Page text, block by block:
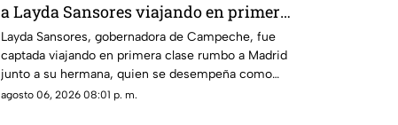
a Layda Sansores viajando en primera
clase a Madrid; iba con su hermana
titular del DIF de Campeche
Layda Sansores, gobernadora de Campeche, fue
captada viajando en primera clase rumbo a Madrid
junto a su hermana, quien se desempeña como
directora del DIF estatal.
agosto 06, 2026 08:01 p. m.